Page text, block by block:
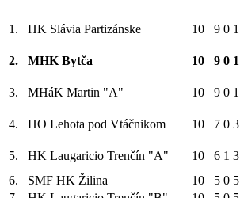
1. HK Slávia Partizánske 10 9 0 1
2. MHK Bytča 10 9 0 1
3. MHáK Martin "A" 10 9 0 1
4. HO Lehota pod Vtáčnikom 10 7 0 3
5. HK Laugaricio Trenčín "A" 10 6 1 3
6.
SMF HK Žilina 10 5 0 5